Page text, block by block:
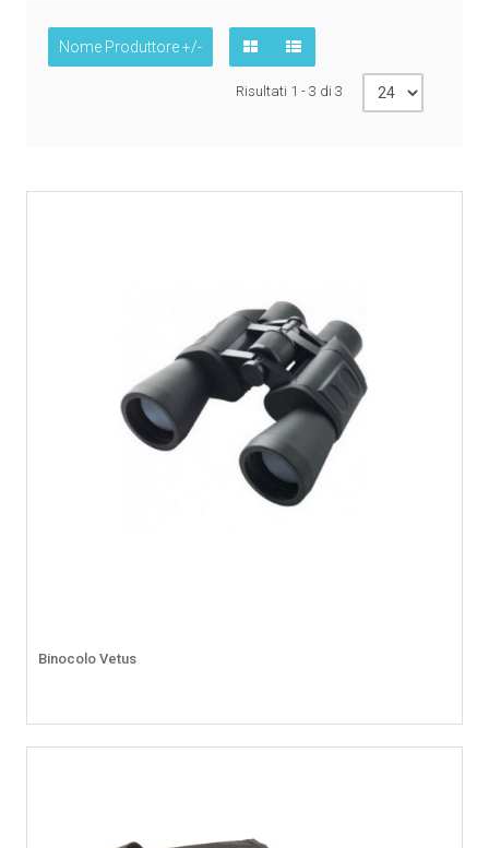
Nome Produttore +/-
Risultati 1 - 3 di 3
Binocolo Vetus